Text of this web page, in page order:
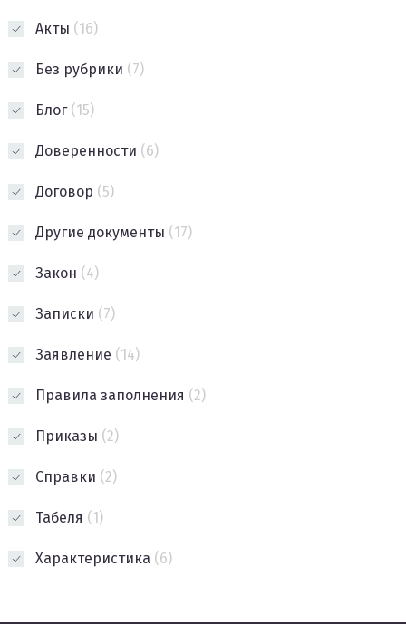
Акты (16)
Без рубрики (7)
Блог(15)
Доверенности (6)
Договор (5)
Другие документы (17)
Закон (4)
Записки (7)
Заявление (14)
Правила заполнения (2)
Приказы (2)
Справки (2)
Табеля (1)
Характеристика (6)